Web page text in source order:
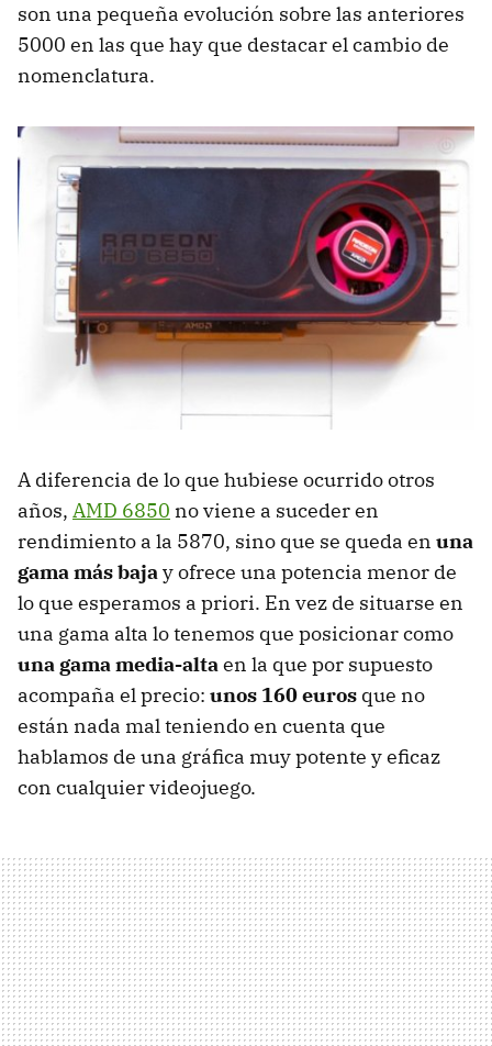
son una pequeña evolución sobre las anteriores
5000 en las que hay que destacar el cambio de
nomenclatura.
A diferencia de lo que hubiese ocurrido otros
años, AMD 6850 no viene a suceder en
rendimiento a la 5870, sino que se queda en una
gama más bajay ofrece una potencia menor de
lo que esperamos a priori. En vez de situarse en
una gama alta lo tenemos que posicionar como
una gama media-altaen la que por supuesto
acompaña el precio: unos 160 euros que no
están nada mal teniendo en cuenta que
hablamos de una gráfica muy potente y eficaz
con cualquier videojuego.